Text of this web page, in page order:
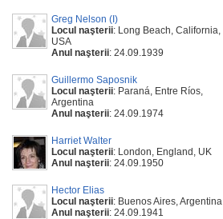
Greg Nelson (I)
Locul naşterii: Long Beach, California,
USA
Anul naşterii: 24.09.1939
Guillermo Saposnik
Locul naşterii: Paraná, Entre Ríos,
Argentina
Anul naşterii: 24.09.1974
Harriet Walter
Locul naşterii: London, England, UK
Anul naşterii: 24.09.1950
Hector Elias
Locul naşterii: Buenos Aires, Argentina
Anul naşterii: 24.09.1941